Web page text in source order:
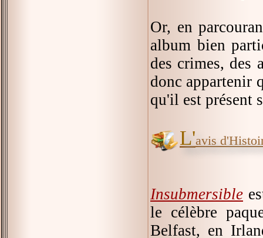
Or, en
album bien
des crimes, des
donc appartenir
qu'il est présent
L'avis
Insubmersible
le célèbre
Belfast, en